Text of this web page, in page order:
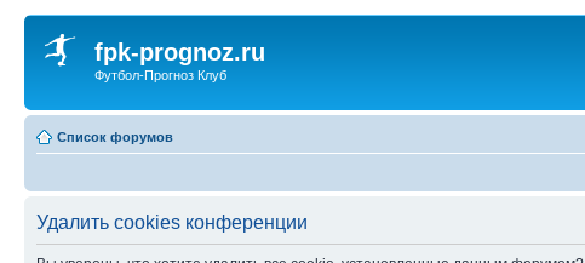
fpk-prognoz.ru
Футбол-Прогноз Клуб
Список форумов
Удалить cookies конференции